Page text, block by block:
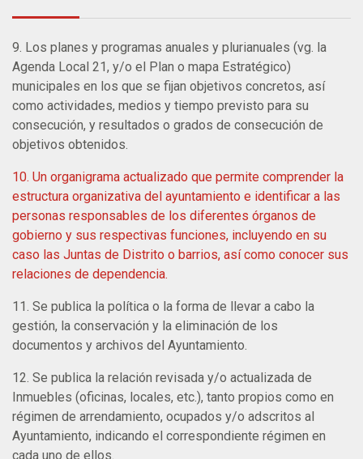
9. Los planes y programas anuales y plurianuales (vg. la
Agenda Local 21, y/o el Plan o mapa Estratégico)
municipales en los que se fijan objetivos concretos, así
como actividades, medios y tiempo previsto para su
consecución, y resultados o grados de consecución de
objetivos obtenidos.
10. Un organigrama actualizado que permite comprender la
estructura organizativa del ayuntamiento e identificar a las
personas responsables de los diferentes órganos de
gobierno y sus respectivas funciones, incluyendo en su
caso las Juntas de Distrito o barrios, así como conocer sus
relaciones de dependencia.
11. Se publica la política o la forma de llevar a cabo la
gestión, la conservación y la eliminación de los
documentos y archivos del Ayuntamiento.
12. Se publica la relación revisada y/o actualizada de
Inmuebles (oficinas, locales, etc.), tanto propios como en
régimen de arrendamiento, ocupados y/o adscritos al
Ayuntamiento, indicando el correspondiente régimen en
cada uno de ellos.